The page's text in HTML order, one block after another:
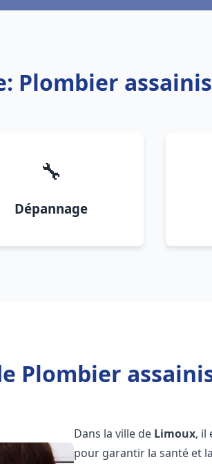
Plombier
🔧
Dépannage
Plombier
Dans la ville de Limoux, il
pour garantir la santé et